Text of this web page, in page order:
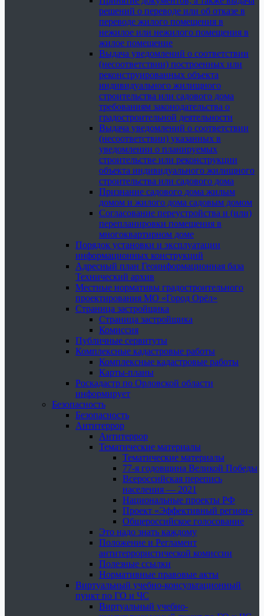
решений о переводе или об отказе в
переводе жилого помещения в
нежилое или нежилого помещения в
жилое помещение
Выдача уведомлений о соответствии
(несоответствии) построенных или
реконструированных объекта
индивидуального жилищного
строительства или садового дома
требованиям законодательства о
градостроительной деятельности
Выдача уведомлений о соответствии
(несоответствии) указанных в
уведомлении о планируемых
строительстве или реконструкции
объекта индивидуального жилищного
строительства или садового дома
Признание садового дома жилым
домом и жилого дома садовым домом
Согласование переустройства и (или)
перепланировки помещения в
многоквартирном доме
Порядок установки и эксплуатации
информационных конструкций
Адресный план Геоинформационная база
Технический архив
Местные нормативы градостроительного
проектирования МО «Город Орёл»
Страница застройщика
Страница застройщика
Комиссия
Публичные сервитуты
Комплексные кадастровые работы
Комплексные кадастровые работы
Карты-планы
Роскадастр по Орловской области
информирует
Безопасность
Безопасность
Антитеррор
Антитеррор
Тематические материалы
Тематические материалы
77-я годовщина Великой Победы
Всероссийская перепись
населения — 2021
Национальные проекты РФ
Проект «Эффективный регион»
Общероссийское голосование
Это надо знать каждому
Положение и Регламент
антитеррористической комиссии
Полезные ссылки
Нормативные правовые акты
Виртуальный учебно-консультационный
пункт по ГО и ЧС
Виртуальный учебно-